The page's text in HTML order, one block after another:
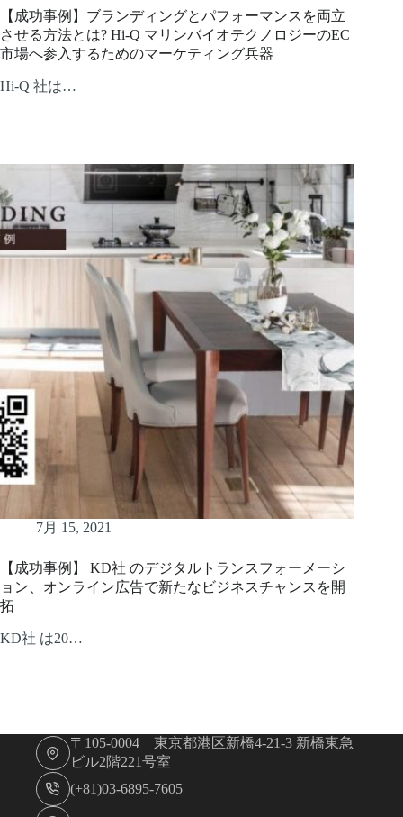
【成功事例】ブランディングとパフォーマンスを両立
させる方法とは? Hi-Q マリンバイオテクノロジーのEC
市場へ参入するためのマーケティング兵器
Hi-Q 社は…
7月 15, 2021
【成功事例】 KD社 のデジタルトランスフォーメーシ
ョン、オンライン広告で新たなビジネスチャンスを開
拓
KD社 は20…
〒105-0004 東京都港区新橋4-21-3 新橋東急
ビル2階221号室
(+81)03-6895-7605